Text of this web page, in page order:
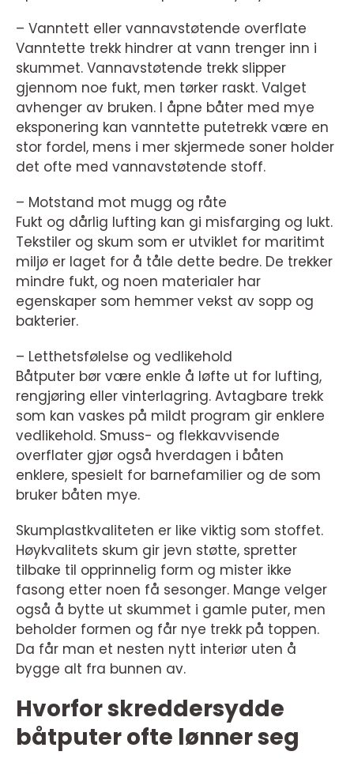
– Vanntett eller vannavstøtende overflate
Vanntette trekk hindrer at vann trenger inn i
skummet. Vannavstøtende trekk slipper
gjennom noe fukt, men tørker raskt. Valget
avhenger av bruken. I åpne båter med mye
eksponering kan vanntette putetrekk være en
stor fordel, mens i mer skjermede soner holder
det ofte med vannavstøtende stoff.
– Motstand mot mugg og råte
Fukt og dårlig lufting kan gi misfarging og lukt.
Tekstiler og skum som er utviklet for maritimt
miljø er laget for å tåle dette bedre. De trekker
mindre fukt, og noen materialer har
egenskaper som hemmer vekst av sopp og
bakterier.
– Letthetsfølelse og vedlikehold
Båtputer bør være enkle å løfte ut for lufting,
rengjøring eller vinterlagring. Avtagbare trekk
som kan vaskes på mildt program gir enklere
vedlikehold. Smuss- og flekkavvisende
overflater gjør også hverdagen i båten
enklere, spesielt for barnefamilier og de som
bruker båten mye.
Skumplastkvaliteten er like viktig som stoffet.
Høykvalitets skum gir jevn støtte, spretter
tilbake til opprinnelig form og mister ikke
fasong etter noen få sesonger. Mange velger
også å bytte ut skummet i gamle puter, men
beholder formen og får nye trekk på toppen.
Da får man et nesten nytt interiør uten å
bygge alt fra bunnen av.
Hvorfor skreddersydde
båtputer ofte lønner seg